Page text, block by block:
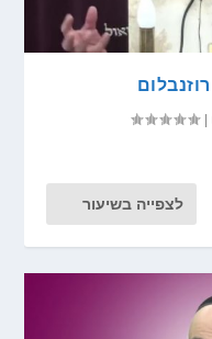
|
לצפייה בשיעור